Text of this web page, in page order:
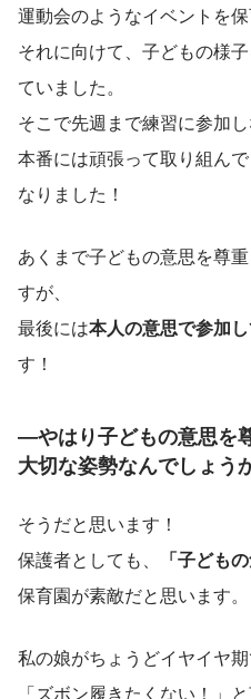
運動会のようなイベントを
それに向けて、子どもの様
ていました。
そこで先週まで練習に参加し
本番には頑張って取り組ん
なりました！
あくまで子どもの意思を尊
すが、
最後には本人の意思で参加
す！
―やはり子どもの意思を
大切な姿勢なんでしょう
そうだと思います！
保護者としても、
「子ども
保育園が素敵だと思います。
私の娘がちょうどイヤイヤ
「ズボン履きたくない！」